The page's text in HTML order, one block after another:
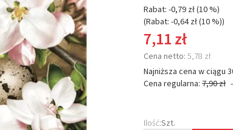
Rabat: -0,79 zł(10 %)
(Rabat: -0,64 zł(10 %))
7,11 zł
Cena netto: 5,78 zł
Najniższa cena w ciągu
Cena regularna: 7,90 zł
Ilość:Szt.